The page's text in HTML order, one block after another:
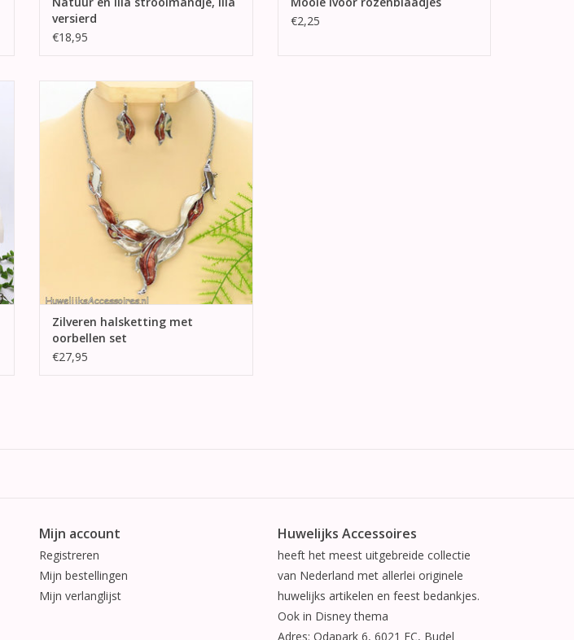
versierd
€18,95
€2,25
Prachtige zilveren halsketting met
bijpassende oorbellen
TOEVOEGEN AAN WINKELWAGEN
Zilveren halsketting met
oorbellen set
€27,95
Mijn account
Registreren
Mijn bestellingen
Mijn verlanglijst
Huwelijks Accessoires
heeft het meest uitgebreide collectie
van Nederland met allerlei originele
huwelijks artikelen en feest bedankjes.
Ook in Disney thema
Adres: Odapark 6, 6021 EC, Budel